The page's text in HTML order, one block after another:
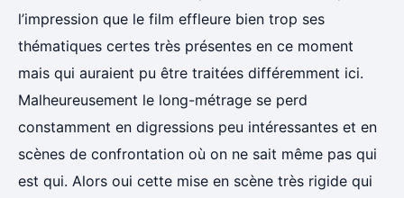
l’impression que le film effleure bien trop ses
thématiques certes très présentes en ce moment
mais qui auraient pu être traitées différemment ici.
Malheureusement le long-métrage se perd
constamment en digressions peu intéressantes et en
scènes de confrontation où on ne sait même pas qui
est qui. Alors oui cette mise en scène très rigide qui